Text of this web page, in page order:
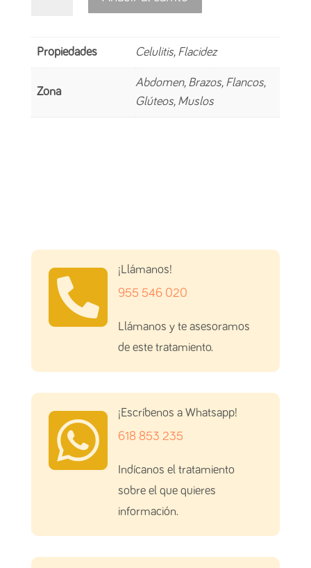
cantidad
Propiedades Celulitis, Flacidez
Zona
Abdomen, Brazos, Flancos,
Glúteos, Muslos

¡Llámanos!
955 546 020
Llámanos y te asesoramos
de este tratamiento.

¡Escríbenos a Whatsapp!
618 853 235
Indícanos el tratamiento
sobre el que quieres
información.